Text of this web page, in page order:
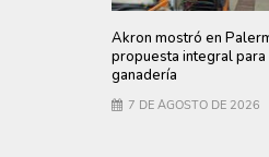
Akron mostró en
propuesta integral
ganadería
7 DE AGOSTO DE 2026